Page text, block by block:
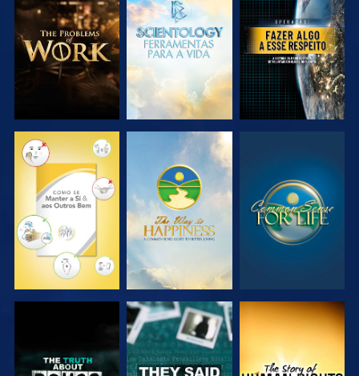
EXPLORAR A
SÉRIE
EXPLORAR A
SÉRIE
VER
VER VER VER
VER VER